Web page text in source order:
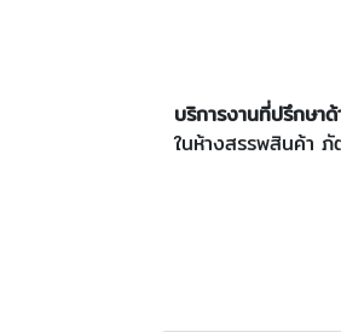
บริการงานที่ปรึกษา
ในห้างสรรพสินค้า ภั